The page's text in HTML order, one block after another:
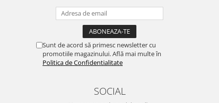
Sunt de acord să primesc newsletter cu
promotiile magazinului. Află mai multe în
Politica de Confidentialitate
SOCIAL